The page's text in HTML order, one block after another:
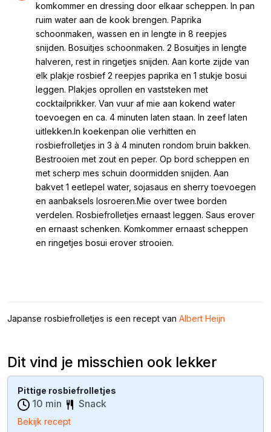
komkommer en dressing door elkaar scheppen. In pan
ruim water aan de kook brengen. Paprika
schoonmaken, wassen en in lengte in 8 reepjes
snijden. Bosuitjes schoonmaken. 2 Bosuitjes in lengte
halveren, rest in ringetjes snijden. Aan korte zijde van
elk plakje rosbief 2 reepjes paprika en 1 stukje bosui
leggen. Plakjes oprollen en vaststeken met
cocktailprikker. Van vuur af mie aan kokend water
toevoegen en ca. 4 minuten laten staan. In zeef laten
uitlekken.In koekenpan olie verhitten en
rosbiefrolletjes in 3 à 4 minuten rondom bruin bakken.
Bestrooien met zout en peper. Op bord scheppen en
met scherp mes schuin doormidden snijden. Aan
bakvet 1 eetlepel water, sojasaus en sherry toevoegen
en aanbaksels losroeren.Mie over twee borden
verdelen. Rosbiefrolletjes ernaast leggen. Saus erover
en ernaast schenken. Komkommer ernaast scheppen
en ringetjes bosui erover strooien.
Japanse rosbiefrolletjes is een recept van Albert Heijn
Dit vind je misschien ook lekker
Pittige rosbiefrolletjes
10 min Snack
Bekijk recept